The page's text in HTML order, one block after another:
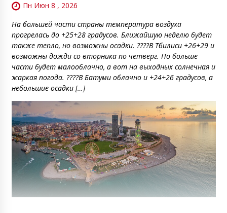
Пн Июн 8 , 2026
На большей части страны температура воздуха
прогрелась до +25+28 градусов. Ближайшую неделю будет
также тепло, но возможны осадки. ????В Тбилиси +26+29 и
возможны дожди со вторника по четверг. По больше
части будет малооблачно, а вот на выходных солнечная и
жаркая погода. ????В Батуми облачно и +24+26 градусов, а
небольшие осадки […]